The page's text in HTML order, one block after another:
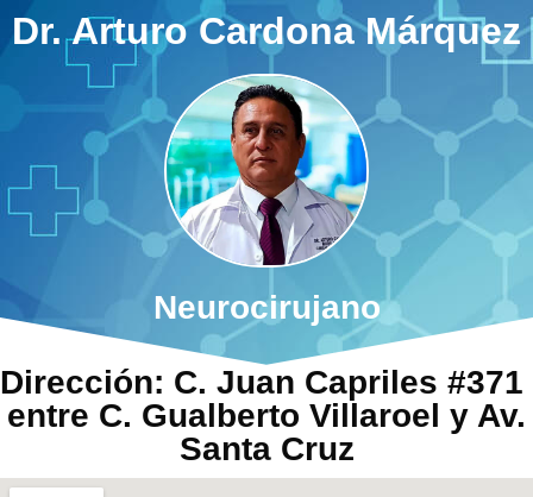
Dr. Arturo Cardona Márquez
Neurocirujano
Dirección: C. Juan Capriles #371
entre C. Gualberto Villaroel y Av.
Santa Cruz